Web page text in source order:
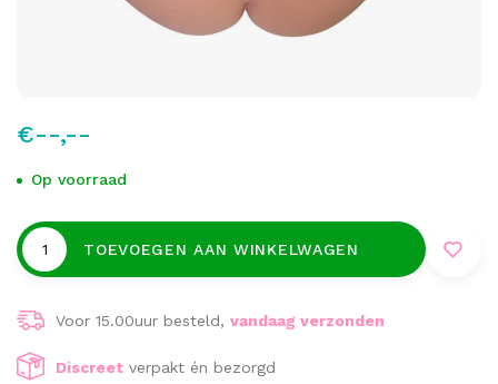
€--,--
Op voorraad
TOEVOEGEN AAN WINKELWAGEN
Voor 15.00uur besteld, vandaag verzonden
Discreet verpakt én bezorgd